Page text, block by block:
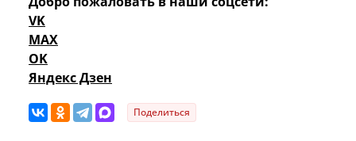
VK
MAX
OK
Яндекс Дзен
Поделиться